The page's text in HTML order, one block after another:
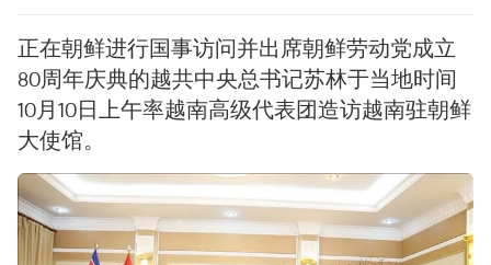
正在朝鲜进行国事访问并出席朝鲜劳动党成立
80周年庆典的越共中央总书记苏林于当地时间
10月10日上午率越南高级代表团造访越南驻朝鲜
大使馆。